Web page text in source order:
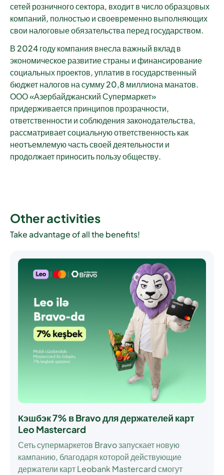
сетей розничного сектора, входит в число образцовых
компаний, полностью и своевременно выполняющих
свои налоговые обязательства перед государством.
В 2024 году компания внесла важный вклад в
экономическое развитие страны и финансирование
социальных проектов, уплатив в государственный
бюджет налогов на сумму 20,8 миллиона манатов.
ООО «Азербайджанский Супермаркет»
придерживается принципов прозрачности,
ответственности и соблюдения законодательства,
рассматривает социальную ответственность как
неотъемлемую часть своей деятельности и
продолжает приносить пользу обществу.
Other activities
Take advantage of all the benefits!
Кэшбэк 7% в Bravo для держателей карт
Leo Mastercard
Сеть супермаркетов Bravo запускает новую
кампанию, благодаря которой действующие
держатели карт Leobank Mastercard смогут